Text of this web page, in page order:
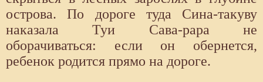
острова. По дороге туда Сина-такуву
наказала Туи Сава-рара не
оборачиваться: если он обернется,
ребенок родится прямо на дороге.